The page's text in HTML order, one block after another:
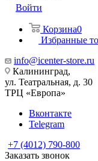
Войти
Корзина0
Избранные
info@icenter-store.ru
Калининград,
ул. Театральная, д. 30
ТРЦ «Европа»
Вконтакте
Telegram
+7 (4012) 790-800
Заказать звонок